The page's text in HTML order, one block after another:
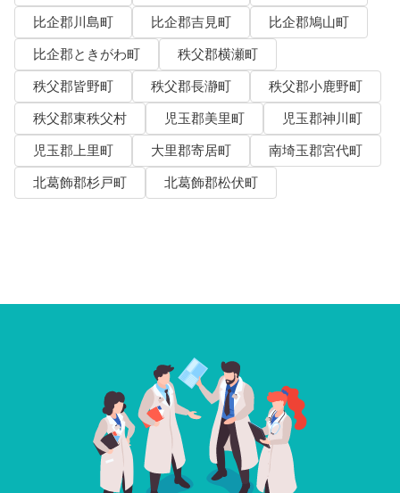
比企郡川島町
比企郡吉見町
比企郡鳩山町
比企郡ときがわ町
秩父郡横瀬町
秩父郡皆野町
秩父郡長瀞町
秩父郡小鹿野町
秩父郡東秩父村
児玉郡美里町
児玉郡神川町
児玉郡上里町
大里郡寄居町
南埼玉郡宮代町
北葛飾郡杉戸町
北葛飾郡松伏町